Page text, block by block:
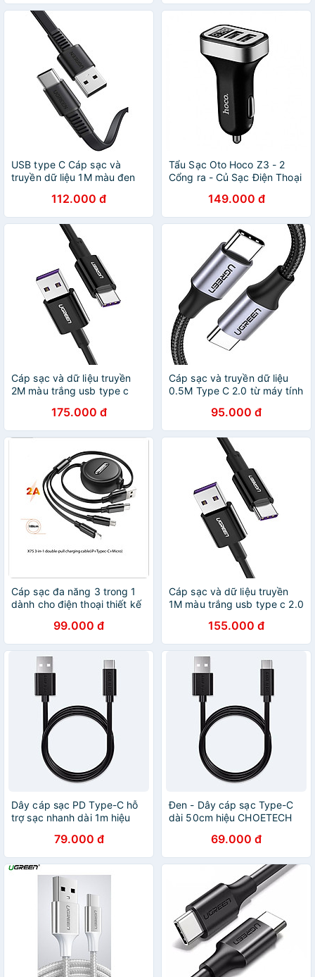
USB type C Cáp sạc và
truyền dữ liệu 1M màu đen
Ugreen 10975 US333 Hàng
chính hãng.
112.000 đ
Tẩu Sạc Oto Hoco Z3 - 2
Cổng ra - Củ Sạc Điện Thoại
149.000 đ
Cáp sạc và dữ liệu truyền
2M màu trắng usb type c
Ugreen 60774 US253 Hàng
Chính Hãng
175.000 đ
Cáp sạc và truyền dữ liệu
0.5M Type C 2.0 từ máy tính
Ugreen 50149 US261 Hàng
chính hãng
95.000 đ
Cáp sạc đa năng 3 trong 1
dành cho điện thoại thiết kế
thích tốt X75 - Hàng Chính
hãng
99.000 đ
Cáp sạc và dữ liệu truyền
1M màu trắng usb type c 2.0
Ugreen 60727 US253 Hàng
Chính Hãng
155.000 đ
Dây cáp sạc PD Type-C hỗ
trợ sạc nhanh dài 1m hiệu
thoại / Macbook (sạc nhanh
3A / QC 3.0 , truyền tải dữ
liệu cao, vật liệu cao cấp) -
Hàng chính hãng
79.000 đ
Đen - Dây cáp sạc Type-C
dài 50cm hiệu CHOETECH
điện thoại / Macbook (sạc
nhanh 3A / QC 3.0 , truyền
tải dữ liệu cao, vật liệu cao
cấp) - Hàng chính hãng
69.000 đ